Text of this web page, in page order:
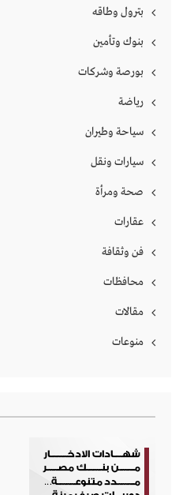
بترول وطاقه
بنوك وتأمين
بورصة وشركات
رياضة
سياحة وطيران
سيارات ونقل
صحة ومرأة
عقارات
فن وثقافة
محافظات
مقالات
منوعات